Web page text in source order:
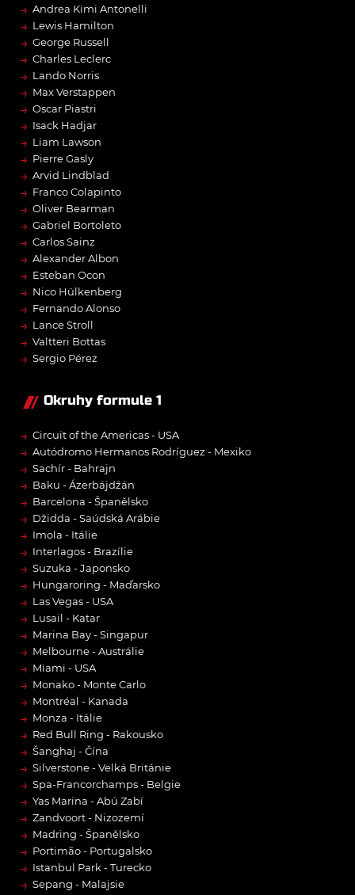
→ Andrea Kimi Antonelli
→ Lewis Hamilton
→ George Russell
→ Charles Leclerc
→ Lando Norris
→ Max Verstappen
→ Oscar Piastri
→ Isack Hadjar
→ Liam Lawson
→ Pierre Gasly
→ Arvid Lindblad
→ Franco Colapinto
→ Oliver Bearman
→ Gabriel Bortoleto
→ Carlos Sainz
→ Alexander Albon
→ Esteban Ocon
→ Nico Hülkenberg
→ Fernando Alonso
→ Lance Stroll
→ Valtteri Bottas
→ Sergio Pérez
Okruhy formule 1
→ Circuit of the Americas - USA
→ Autódromo Hermanos Rodríguez - Mexiko
→ Sachír - Bahrajn
→ Baku - Ázerbájdžán
→ Barcelona - Španělsko
→ Džidda - Saúdská Arábie
→ Imola - Itálie
→ Interlagos - Brazílie
→ Suzuka - Japonsko
→ Hungaroring - Maďarsko
→ Las Vegas - USA
→ Lusail - Katar
→ Marina Bay - Singapur
→ Melbourne - Austrálie
→ Miami - USA
→ Monako - Monte Carlo
→ Montréal - Kanada
→ Monza - Itálie
→ Red Bull Ring - Rakousko
→ Šanghaj - Čína
→ Silverstone - Velká Británie
→ Spa-Francorchamps - Belgie
→ Yas Marina - Abú Zabí
→ Zandvoort - Nizozemí
→ Madring - Španělsko
→ Portimão - Portugalsko
→ Istanbul Park - Turecko
→ Sepang - Malajsie